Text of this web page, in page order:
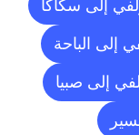
إلى سكاكا
إلى الباحة
إلى صبيا